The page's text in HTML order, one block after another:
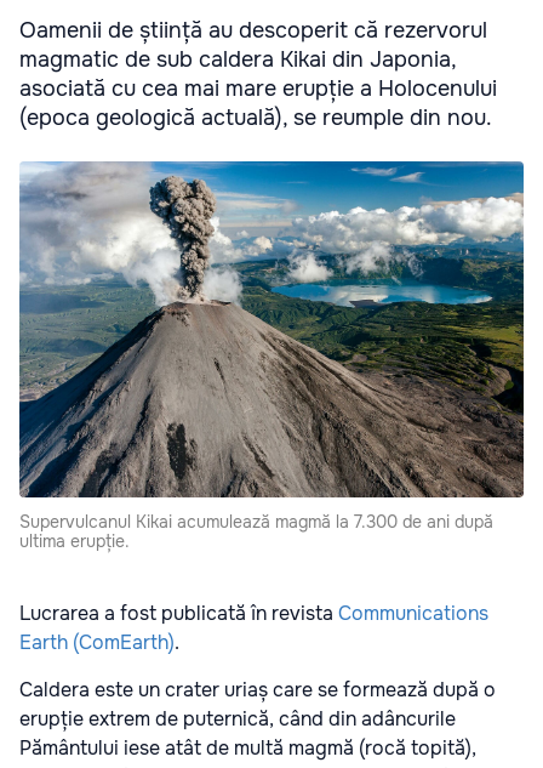
Oamenii de știință au descoperit că rezervorul
magmatic de sub caldera Kikai din Japonia,
asociată cu cea mai mare erupție a Holocenului
(epoca geologică actuală), se reumple din nou.
Supervulcanul Kikai acumulează magmă la 7.300 de ani după
ultima erupție.
Lucrarea a fost publicată în revista Communications
Earth (ComEarth).
Caldera este un crater uriaș care se formează după o
erupție extrem de puternică, când din adâncurile
Pământului iese atât de multă magmă (rocă topită),